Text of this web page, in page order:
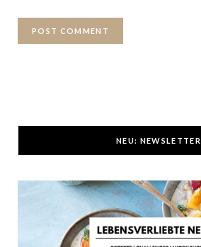
NEU: NEWSLETTER